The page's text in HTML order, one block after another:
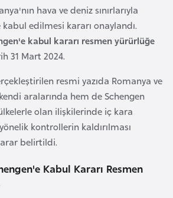
hava ve deniz sınırlarıyla
edilmesi kararı onaylandı.
kabul kararı resmen yürürlüğe
31 Mart 2024.
resmi yazıda Romanya ve
aralarında hem de Schengen
olan ilişkilerinde iç kara
kontrollerin kaldırılması
belirtildi.
Kabul Kararı Resmen